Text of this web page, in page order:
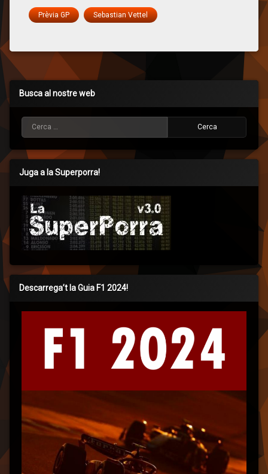
Prèvia GP Sebastian Vettel
Busca al nostre web
Juga a la Superporra!
Descarrega’t la Guia F1 2024!